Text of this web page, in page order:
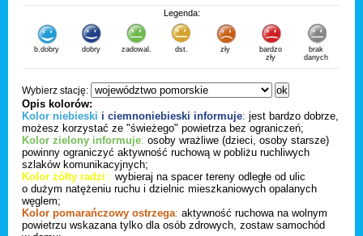
Legenda:
b.dobry dobry zadowal. dst. zły
bardzo
zły
brak
danych
Wybierz stację:
Opis kolorów:
Kolor niebieski i ciemnoniebieski informuje: jest bardzo dobrze,
możesz korzystać ze "świeżego" powietrza bez ograniczeń;
Kolor zielony informuje: osoby wrażliwe (dzieci, osoby starsze)
powinny ograniczyć aktywność ruchową w pobliżu ruchliwych
szlaków komunikacyjnych;
Kolor żółty radzi : wybieraj na spacer tereny odległe od ulic
o dużym natężeniu ruchu i dzielnic mieszkaniowych opalanych
węglem;
Kolor pomarańczowy ostrzega: aktywność ruchowa na wolnym
powietrzu wskazana tylko dla osób zdrowych, zostaw samochód